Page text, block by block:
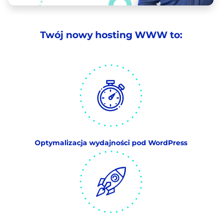
Twój nowy hosting WWW to:
Optymalizacja wydajności pod WordPress